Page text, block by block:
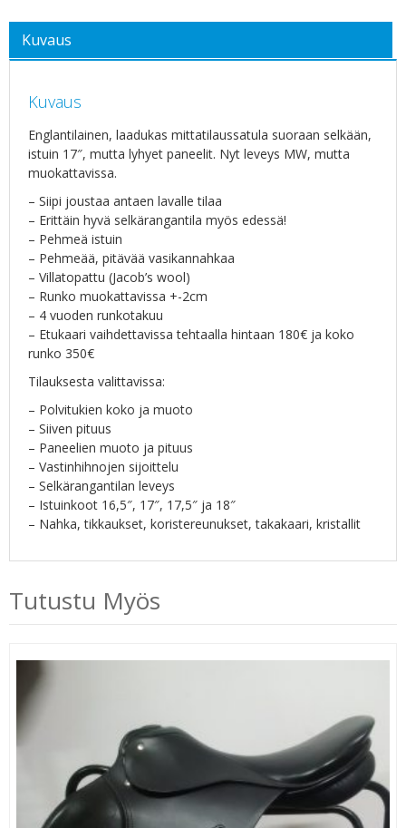
Kuvaus
Kuvaus
Englantilainen, laadukas mittatilaussatula suoraan selkään,
istuin 17″, mutta lyhyet paneelit. Nyt leveys MW, mutta
muokattavissa.
– Siipi joustaa antaen lavalle tilaa
– Erittäin hyvä selkärangantila myös edessä!
– Pehmeä istuin
– Pehmeää, pitävää vasikannahkaa
– Villatopattu (Jacob’s wool)
– Runko muokattavissa +-2cm
– 4 vuoden runkotakuu
– Etukaari vaihdettavissa tehtaalla hintaan 180€ ja koko
runko 350€
Tilauksesta valittavissa:
– Polvitukien koko ja muoto
– Siiven pituus
– Paneelien muoto ja pituus
– Vastinhihnojen sijoittelu
– Selkärangantilan leveys
– Istuinkoot 16,5″, 17″, 17,5″ ja 18″
– Nahka, tikkaukset, koristereunukset, takakaari, kristallit
Tutustu Myös